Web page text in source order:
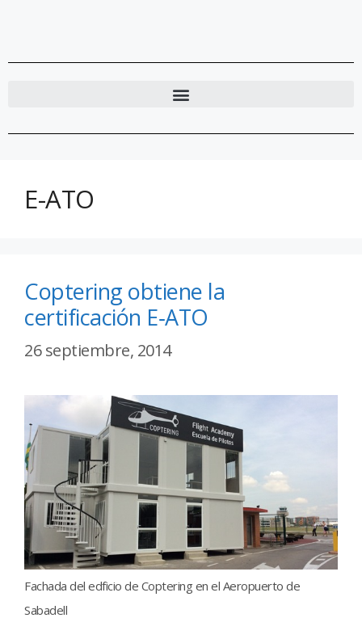
E-ATO
Coptering obtiene la
certificación E‐ATO
26 septiembre, 2014
Fachada del edficio de Coptering en el Aeropuerto de
Sabadell